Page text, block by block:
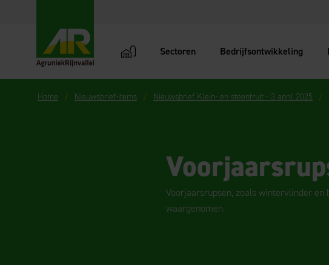
Sectoren Bedrijfsontwikkeling
Home Nieuwsbrief-items Nieuwsbrief Klein- en steenfruit - 3 april 2025
Voorjaarsrupsen, zoals wintervlinder
waargenomen.